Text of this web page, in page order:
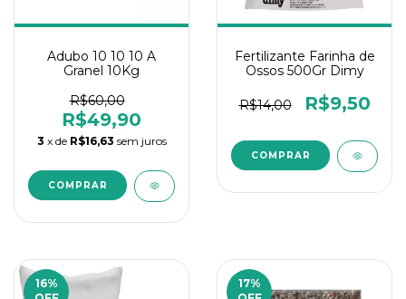
Adubo 10 10 10 A
Granel 10Kg
R$60,00
R$49,90
3 x de R$16,63 sem juros
Fertilizante Farinha de
Ossos 500Gr Dimy
R$14,00 R$9,50
16%
17%